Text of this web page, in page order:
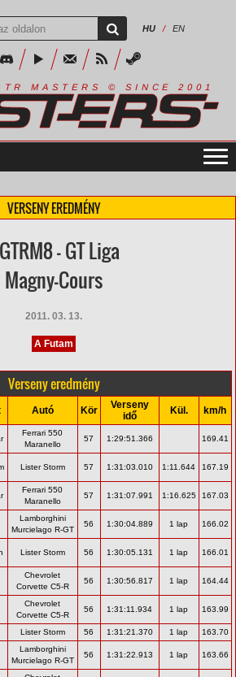
HU / EN
T R M A S T E R S © S I N C E 2 0 0 1
VERSENY EREDMÉNY
- GT Liga
Magny-Cours
2011. 03. 13.
A Futam
Verseny eredmény
Autó Kör
Verseny
idő
Kül. km/h
Ferrari 550
Maranello
57 1:29:51.366 169.41
Lister Storm 57 1:31:03.010 1:11.644 167.19
Ferrari 550
Maranello
57 1:31:07.991 1:16.625 167.03
Lamborghini
Murcielago R-GT
56 1:30:04.889 1 lap 166.02
Lister Storm 56 1:30:05.131 1 lap 166.01
Chevrolet
Corvette C5-R
56 1:30:56.817 1 lap 164.44
Chevrolet
Corvette C5-R
56 1:31:11.934 1 lap 163.99
Lister Storm 56 1:31:21.370 1 lap 163.70
Lamborghini
Murcielago R-GT
56 1:31:22.913 1 lap 163.66